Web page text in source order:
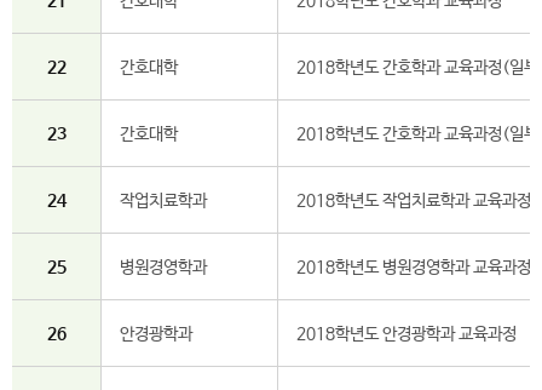
22 간호대학 2018학년도 간호학과 교육과정(일
23 간호대학 2018학년도 간호학과 교육과정(일
24 작업치료학과 2018학년도 작업치료학과 교육과정
25 병원경영학과 2018학년도 병원경영학과 교육과정
26 안경광학과 2018학년도 안경광학과 교육과정